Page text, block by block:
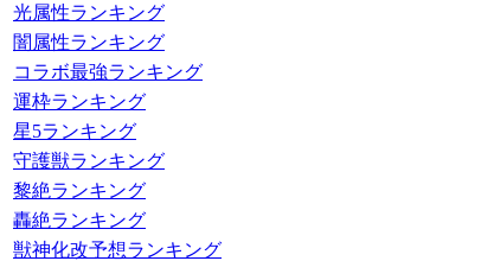
光属性ランキング
闇属性ランキング
コラボ最強ランキング
運枠ランキング
星5ランキング
守護獣ランキング
黎絶ランキング
轟絶ランキング
獣神化改予想ランキング